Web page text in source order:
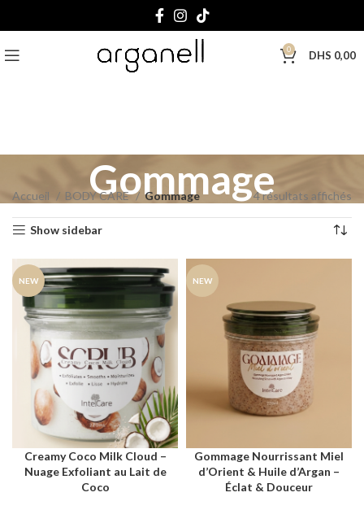
0 DHS 0,00
Gommage
Accueil BODY CARE Gommage 4 résultats affichés
Show sidebar
NEW
Creamy Coco Milk Cloud –
Nuage Exfoliant au Lait de
Coco
NEW
Gommage Nourrissant Miel
d’Orient & Huile d’Argan –
Éclat & Douceur